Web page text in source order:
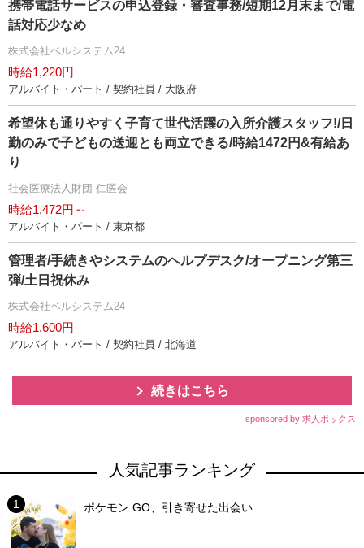
携帯電話サービスの申込登録・審査事務/短期12月末まで/電
話対応少なめ
株式会社ベルシステム24
時給1,220円
アルバイト・パート / 契約社員 / 大阪府
希望休も通りやすく子育て世代活躍の入所介護スタッフ!/日
勤のみで子どもの送迎とも両立できる/時給1472円&有給あ
り
社会医療法人財団 仁医会
時給1,472円～
アルバイト・パート / 東京都
管理者/手続きやシステムのヘルプデスク/オープニング第三
弾/土日祝休み
株式会社ベルシステム24
時給1,600円
アルバイト・パート / 契約社員 / 北海道
続きはこちら
sponsored by 求人ボックス
人気記事ランキング
ポケモン GO、引き寄せた出会い